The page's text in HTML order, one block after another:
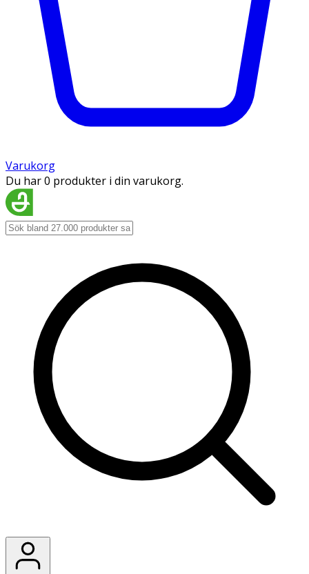
Varukorg
Du har 0 produkter i din varukorg.